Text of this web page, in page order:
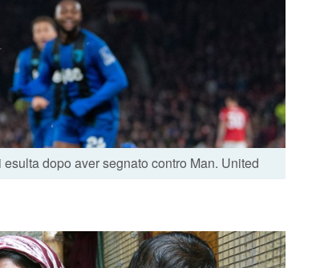
dopo aver segnato contro Man. United